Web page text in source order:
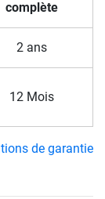
complète
2 ans
12 Mois
de garantie